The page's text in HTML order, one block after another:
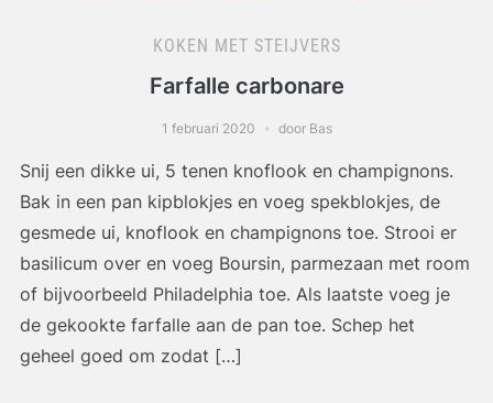
KOKEN MET STEIJVERS
Farfalle carbonare
1 februari 2020 door Bas
Snij een dikke ui, 5 tenen knoflook en champignons.
Bak in een pan kipblokjes en voeg spekblokjes, de
gesmede ui, knoflook en champignons toe. Strooi er
basilicum over en voeg Boursin, parmezaan met room
of bijvoorbeeld Philadelphia toe. Als laatste voeg je
de gekookte farfalle aan de pan toe. Schep het
geheel goed om zodat […]